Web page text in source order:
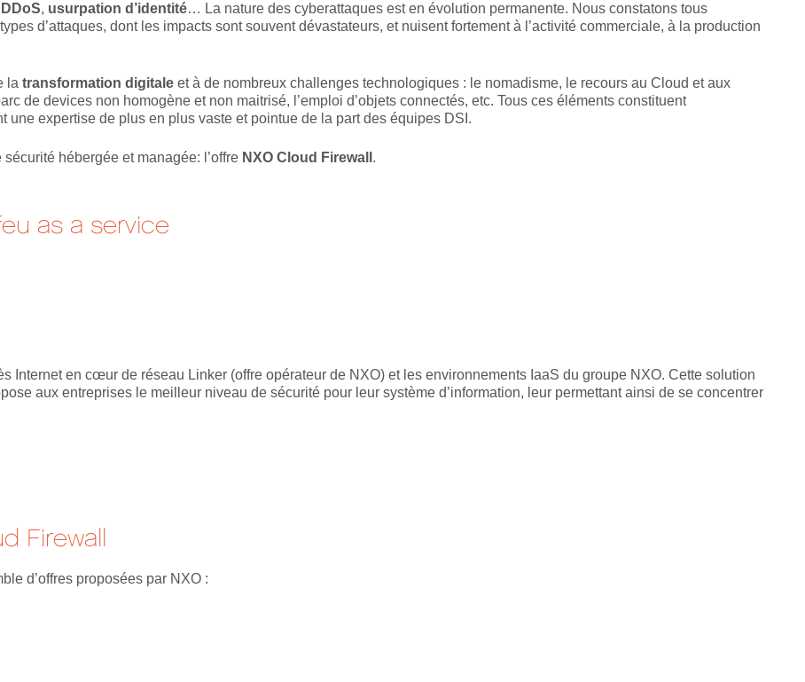
DDoS, usurpation d’identité… La nature des cyberattaques est en évolution permanente. Nous constatons tous
d’attaques, dont les impacts sont souvent dévastateurs, et nuisent fortement à l’activité commerciale, à la production
latransformation digitale et à de nombreux challenges technologiques : le nomadisme, le recours au Cloud et aux
de devices non homogène et non maitrisé, l’emploi d’objets connectés, etc. Tous ces éléments constituent
une expertise de plus en plus vaste et pointue de la part des équipes DSI.
hébergée et managée: l’offre NXO Cloud Firewall .
as a service
Internet en cœur de réseau Linker (offre opérateur de NXO) et les environnements IaaS du groupe NXO. Cette solution
aux entreprises le meilleur niveau de sécurité pour leur système d’information, leur permettant ainsi de se concentrer
Firewall
d’offres proposées par NXO :